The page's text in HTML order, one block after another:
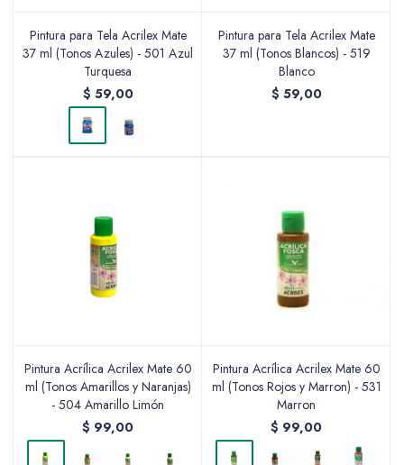
Pintura para Tela Acrilex Mate
37 ml (Tonos Azules) - 501 Azul
Turquesa
$ 59,00
Pintura para Tela Acrilex Mate
37 ml (Tonos Blancos) - 519
Blanco
$ 59,00
Pintura Acrílica Acrilex Mate 60
ml (Tonos Amarillos y Naranjas)
- 504 Amarillo Limón
$ 99,00
Pintura Acrílica Acrilex Mate 60
ml (Tonos Rojos y Marron) - 531
Marron
$ 99,00